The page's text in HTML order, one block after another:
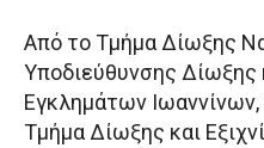
Από το Τμήμα Δίωξης
Υποδιεύθυνσης Δίωξης
Εγκλημάτων
Τμήμα Δίωξης και